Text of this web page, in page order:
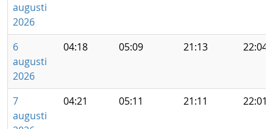
augusti
2026
6
augusti
2026
04:18 05:09 21:13 22:04
7
augusti
04:21 05:11 21:11 22:01